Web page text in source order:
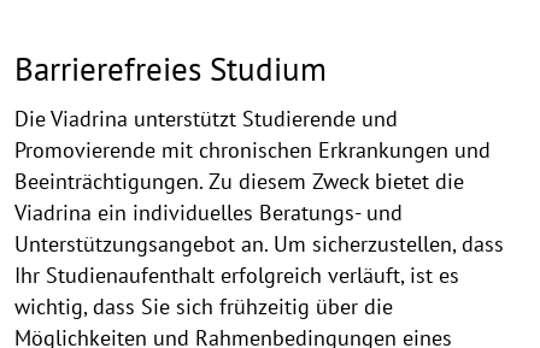
Barrierefreies Studium
Die Viadrina unterstützt Studierende und
Promovierende mit chronischen Erkrankungen und
Beeinträchtigungen. Zu diesem Zweck bietet die
Viadrina ein individuelles Beratungs- und
Unterstützungsangebot an. Um sicherzustellen, dass
Ihr Studienaufenthalt erfolgreich verläuft, ist es
wichtig, dass Sie sich frühzeitig über die
Möglichkeiten und Rahmenbedingungen eines